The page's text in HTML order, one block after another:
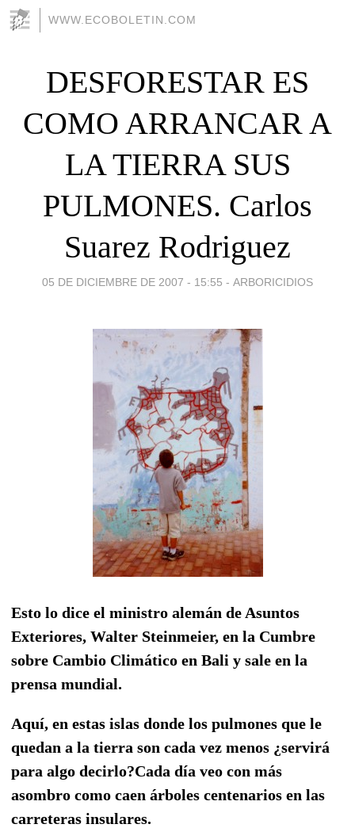
WWW.ECOBOLETIN.COM
DESFORESTAR ES
COMO ARRANCAR A
LA TIERRA SUS
PULMONES. Carlos
Suarez Rodriguez
05 DE DICIEMBRE DE 2007 - 15:55 - ARBORICIDIOS
Esto lo dice el ministro alemán de Asuntos
Exteriores, Walter Steinmeier, en la Cumbre
sobre Cambio Climático en Bali y sale en la
prensa mundial.
Aquí, en estas islas donde los pulmones que le
quedan a la tierra son cada vez menos ¿servirá
para algo decirlo?Cada día veo con más
asombro como caen árboles centenarios en las
carreteras insulares.